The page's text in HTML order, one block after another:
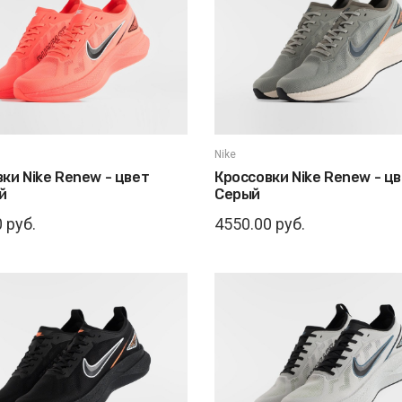
Nike Renew - цвет
руб.
Nike
Кроссовки Nike Renew -
Серый
4550.00 руб.